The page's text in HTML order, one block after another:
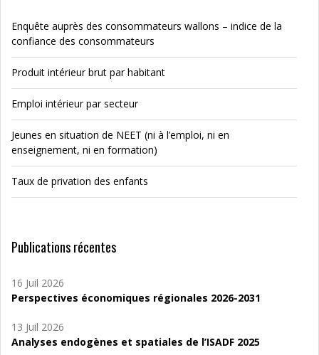
Enquête auprès des consommateurs wallons – indice de la
confiance des consommateurs
Produit intérieur brut par habitant
Emploi intérieur par secteur
Jeunes en situation de NEET (ni à l’emploi, ni en
enseignement, ni en formation)
Taux de privation des enfants
Publications récentes
16 Juil 2026
Perspectives économiques régionales 2026-2031
13 Juil 2026
Analyses endogènes et spatiales de l’ISADF 2025